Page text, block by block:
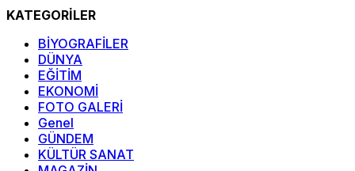
KATEGORİLER
BİYOGRAFİLER
DÜNYA
EĞİTİM
EKONOMİ
FOTO GALERİ
Genel
GÜNDEM
KÜLTÜR SANAT